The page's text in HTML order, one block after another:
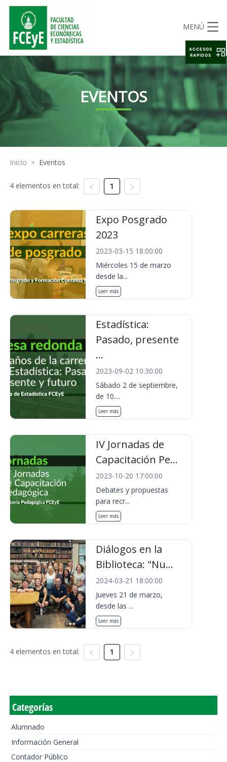
MENÚ
EVENTOS
Inicio > Eventos
4 elementos en total: 1
Expo Posgrado
2023
2023-03-15 18:00:00
Miércoles 15 de marzo
desde la...
Leer más
Estadística:
Pasado, presente
...
2023-09-02 10:30:00
Sábado 2 de septiembre,
de 10....
Leer más
IV Jornadas de
Capacitación Pe...
2023-10-20 17:00:00
Debates y propuestas
para recr...
Leer más
Diálogos en la
Biblioteca: "Nu...
2024-03-21 18:00:00
Jueves 21 de marzo,
desde las ...
Leer más
4 elementos en total: 1
Categorías
Alumnado
Información General
Contador Público
ACCESOS
RAPIDOS